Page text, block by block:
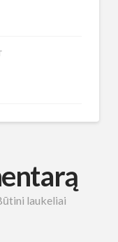
laukeliai